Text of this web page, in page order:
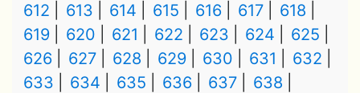
612
613 614 615 616 617
618
619
620 621 622 623 624
625
626
627 628 629 630 631
632
633
634 635 636 637
638